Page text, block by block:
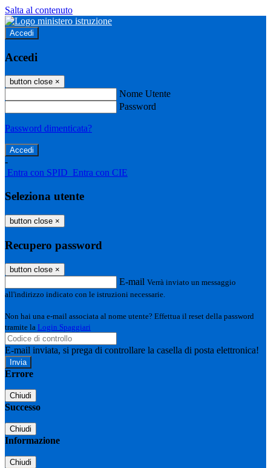
Salta al contenuto
Accedi
Accedi
button close ×
Nome Utente
Password
Password dimenticata?
-
Entra con SPID Entra con CIE
Seleziona utente
button close ×
Recupero password
button close ×
E-mail Verrà inviato un messaggio
all'indirizzo indicato con le istruzioni necessarie.
Non hai una e-mail associata al nome utente? Effettua il reset della password
tramite la Login Spaggiari
E-mail inviata, si prega di controllare la casella di posta elettronica!
Errore
Chiudi
Successo
Chiudi
Informazione
Chiudi